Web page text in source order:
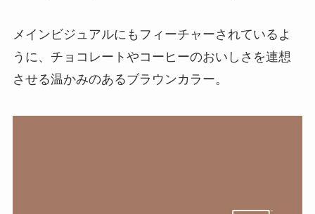
メインビジュアルにもフィーチャーされているよ
うに、チョコレートやコーヒーのおいしさを連想
させる温かみのあるブラウンカラー。